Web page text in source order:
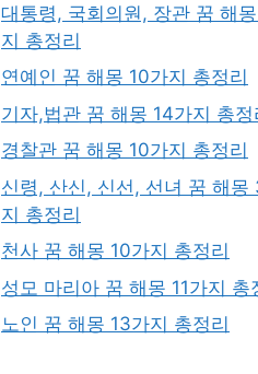
대통령, 국회의원, 장관 꿈 해
지 총정리
연예인 꿈 해몽 10가지 총정리
기자,법관 꿈 해몽 14가지 총정
경찰관 꿈 해몽 10가지 총정리
신령, 산신, 신선, 선녀 꿈 해몽
지 총정리
천사 꿈 해몽 10가지 총정리
성모 마리아 꿈 해몽 11가지 총
노인 꿈 해몽 13가지 총정리